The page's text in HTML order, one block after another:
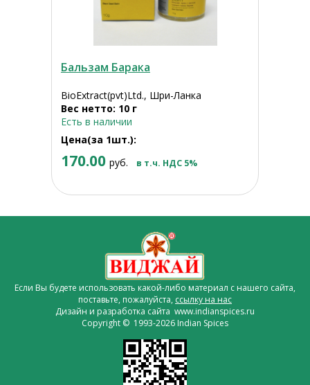
Бальзам Барака
BioExtract(pvt)Ltd., Шри-Ланка
Вес нетто: 10 г
Есть в наличии
Цена(за 1шт.):
170.00 руб. в т.ч. НДС 5%
Если Вы будете использовать какой-либо материал с нашего сайта,
поставьте, пожалуйста, ссылку на нас
Дизайн и разработка сайта www.indianspices.ru
Copyright © 1993-2026 Indian Spices